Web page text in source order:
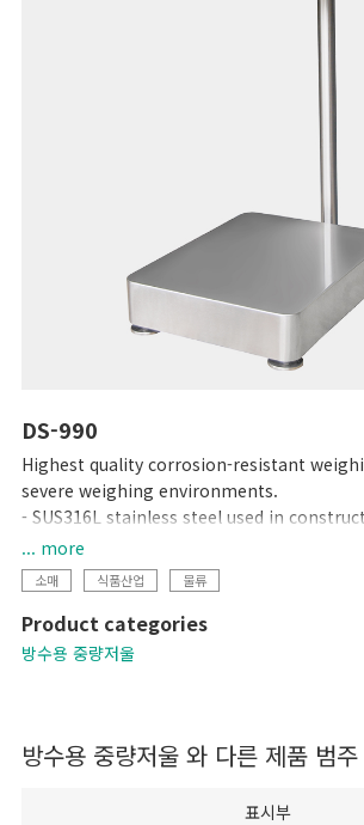
DS-990
Highest quality corrosion-resistant
severe weighing environments.
- SUS316L stainless steel used in
- Uses a hermetically sealed stainless
- Built-in rechargeable battery and AC
... more
소매 식품산업 물류
Product categories
방수용 중량저울
방수용 중량저울와 다른 제품 범주
표시부